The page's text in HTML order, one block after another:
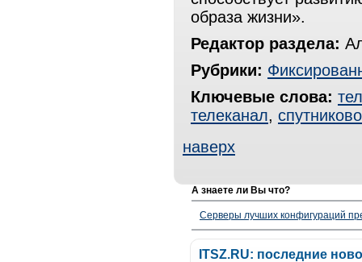
образа жизни».
Редактор раздела:
Рубрики:
Ключевые слова:
телеканал,
наверх
А знаете ли Вы что?
Серверы лучших конфигураций
ITSZ.RU: последние